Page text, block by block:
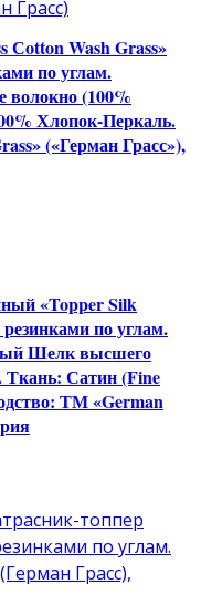
Сotton Wash Grass»
по углам.
волокно (100%
Хлопок-Перкаль.
(«Герман Грасс»),
«Topper Silk
по углам.
Шелк высшего
Ткань: Сатин (Fine
ТМ «German